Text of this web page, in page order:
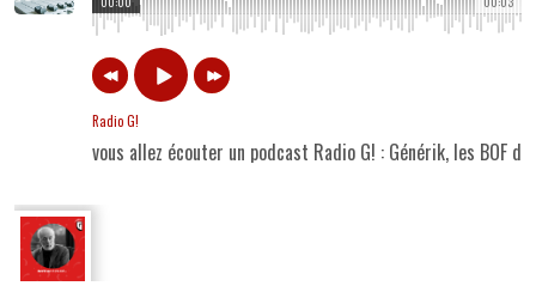
Radio G!
vous allez écouter un podcast Radio G! : Générik, les BOF